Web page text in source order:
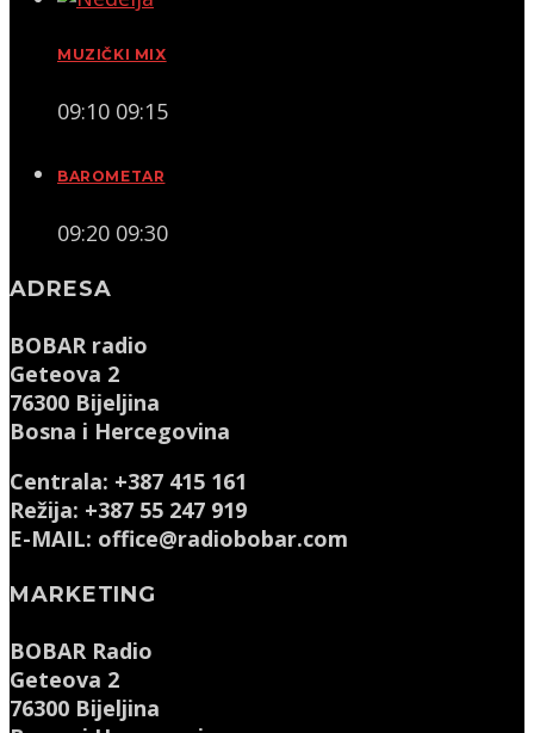
MUZIČKI MIX
09:10 09:15
BAROMETAR
09:20 09:30
ADRESA
BOBAR radio
Geteova 2
76300 Bijeljina
Bosna i Hercegovina
Centrala: +387 415 161
Režija: +387 55 247 919
E-MAIL: office@radiobobar.com
MARKETING
BOBAR Radio
Geteova 2
76300 Bijeljina